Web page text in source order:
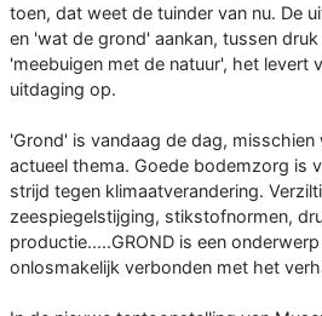
toen, dat weet de tuinder van nu. De
en 'wat de grond' aankan, tussen
'meebuigen met de natuur', het levert
uitdaging op.
'Grond' is vandaag de dag, misschien
actueel thema. Goede bodemzorg is
strijd tegen klimaatverandering.
zeespiegelstijging, stikstofnormen,
productie.....GROND is een
onlosmakelijk verbonden met het